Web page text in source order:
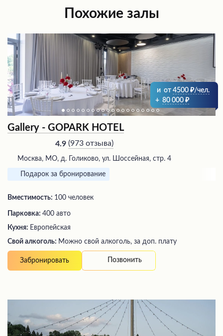
Похожие залы
и от 4500
/чел.
+ 80 000
Gallery - GOPARK HOTEL
4.9 (973 отзыва)
Москва, МО, д. Голиково, ул. Шоссейная, стр. 4
Подарок за бронирование
Вместимость: 100 человек
Парковка: 400 авто
Кухня: Европейская
Свой алкоголь: Можно свой алкоголь, за доп. плату
Забронировать Позвонить